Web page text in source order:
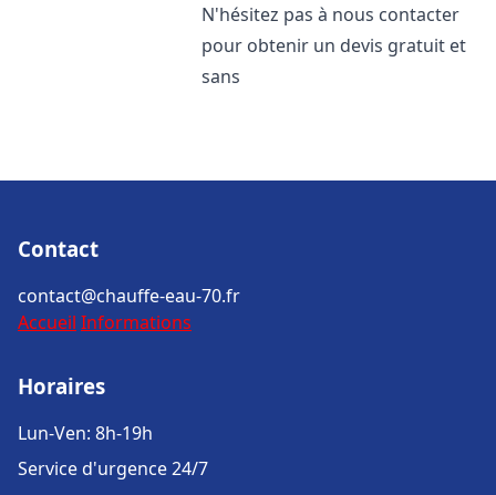
N'hésitez pas à nous contacter
pour obtenir un devis gratuit et
sans
Contact
contact@chauffe-eau-70.fr
Accueil Informations
Horaires
Lun-Ven: 8h-19h
Service d'urgence 24/7